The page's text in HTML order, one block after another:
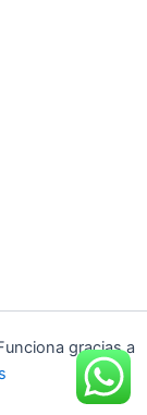
gracias a